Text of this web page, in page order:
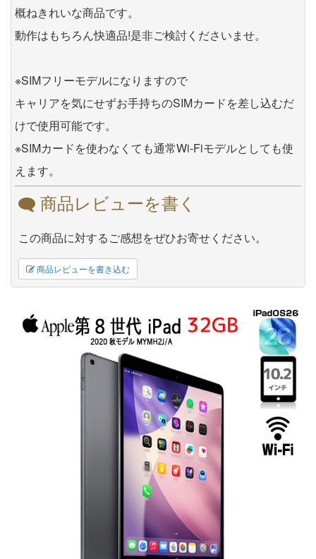
概ねきれいな商品です。
動作はもちろん快適品!是非ご検討くださいませ。
※SIMフリーモデルになりますので
キャリアを気にせずお手持ちのSIMカードを差し込むだ
けで使用可能です。
※SIMカードを使わなくても通常Wi-Fiモデルとしても使
えます。
商品レビューを書く
この商品に対するご感想をぜひお寄せください。
商品レビューを書き込む